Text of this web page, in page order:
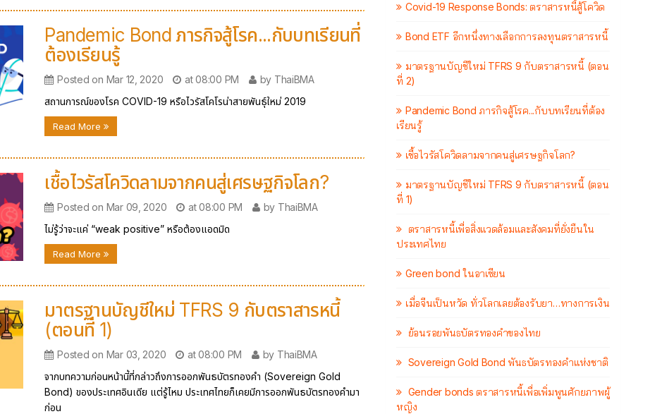
Pandemic Bond ภารกิจสู้โรค...กับบทเรียนที่
ต้องเรียนรู้
Posted on Mar 12, 2020 at 08:00 PM
by ThaiBMA
สถานการณ์ของโรค COVID-19 หรือไวรัสโคโรน่าสายพันธุ์ใหม่ 2019
Read More
เชื้อไวรัสโควิดลามจากคนสู่เศรษฐกิจโลก?
Posted on Mar 09, 2020 at 08:00 PM
by ThaiBMA
ไม่รู้ว่าจะแค่ “weak positive” หรือต้องแอดมิด
Read More
มาตรฐานบัญชีใหม่ TFRS 9 กับตราสารหนี้
(ตอนที่ 1)
Posted on Mar 03, 2020 at 08:00 PM
by ThaiBMA
จากบทความก่อนหน้านี้ที่กล่าวถึงการออกพันธบัตรทองคำ (Sovereign Gold
Bond) ของประเทศอินเดีย แต่รู้ไหม ประเทศไทยก็เคยมีการออกพันธบัตรทองคำมา
ก่อน
Covid-19 Response Bonds: ตราสารหนี้สู้โควิด
Bond ETF อีกหนึ่งทางเลือกการลงทุนตราสารหนี้
มาตรฐานบัญชีใหม่ TFRS 9 กับตราสารหนี้ (ตอน
ที่ 2)
Pandemic Bond ภารกิจสู้โรค...กับบทเรียนที่ต้อง
เรียนรู้
เชื้อไวรัสโควิดลามจากคนสู่เศรษฐกิจโลก?
มาตรฐานบัญชีใหม่ TFRS 9 กับตราสารหนี้ (ตอน
ที่ 1)
ตราสารหนี้เพื่อสิ่งแวดล้อมและสังคมที่ยั่งยืนใน
ประเทศไทย
Green bond ในอาเซียน
เมื่อจีนเป็นหวัด ทั่วโลกเลยต้องรับยา…ทางการเงิน
ย้อนรอยพันธบัตรทองคำของไทย
Sovereign Gold Bond พันธบัตรทองคำแห่งชาติ
Gender bonds ตราสารหนี้เพื่อเพิ่มพูนศักยภาพผู้
หญิง